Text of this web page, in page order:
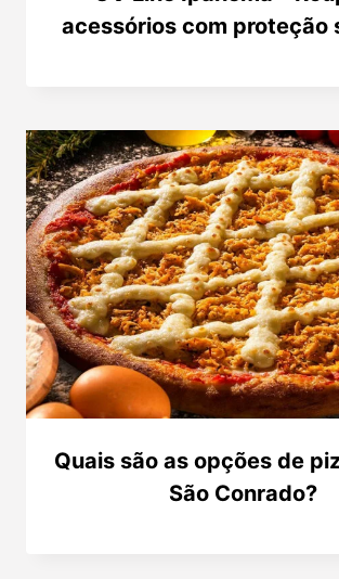
acessórios com proteção
Quais são as opções de
São Conrado?